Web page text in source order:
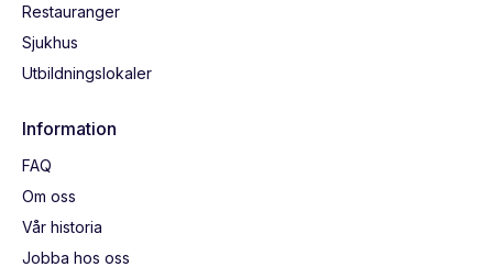
Restauranger
Sjukhus
Utbildningslokaler
Information
FAQ
Om oss
Vår historia
Jobba hos oss